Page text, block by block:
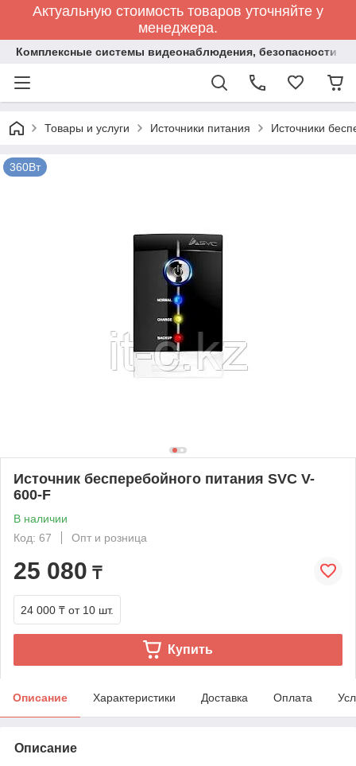
Актуальную стоимость товаров уточняйте у
менеджера.
Комплексные системы видеонаблюдения, безопасности и
Товары и услуги Источники питания Источники
360Вт
Источник бесперебойного питания SVC V-
600-F
В наличии
Код: 67
Опт и розница
25 080 ₸
24 000 ₸ от 10 шт.
Купить
Описание Характеристики Доставка Оплата
Описание